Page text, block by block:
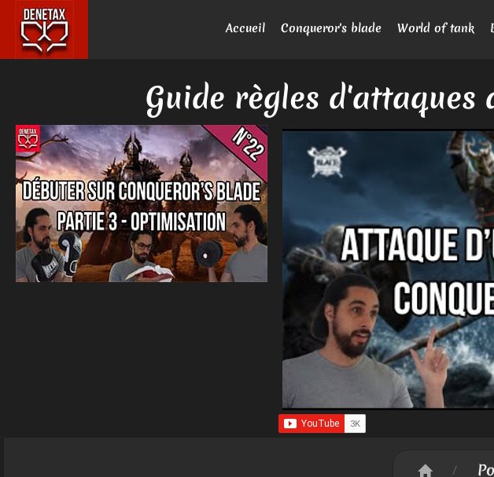
Accueil Conqueror's blade World of tank
Guide règles d'attaques
/